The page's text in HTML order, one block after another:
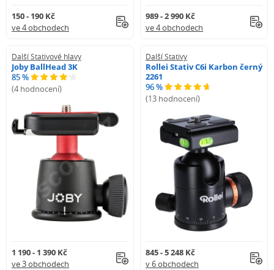
150 - 190 Kč
ve 4 obchodech
989 - 2 990 Kč
ve 4 obchodech
Další Stativové hlavy
Joby BallHead 3K
85 %
(4 hodnocení)
1 190 - 1 390 Kč
ve 3 obchodech
Další Stativy
Rollei Stativ C6i Karbon černý
2261
96 %
(13 hodnocení)
845 - 5 248 Kč
v 6 obchodech